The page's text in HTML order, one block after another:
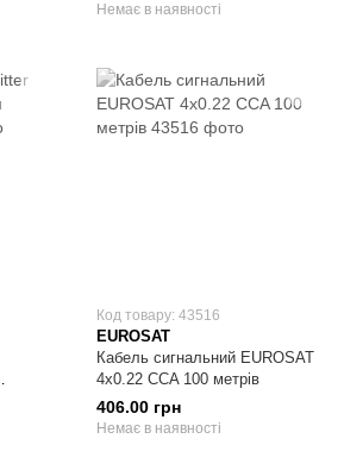
Немає в наявності
Код товару: 43516
EUROSAT
Кабель сигнальний EUROSAT
4x0.22 CCA 100 метрів
406.00 грн
Немає в наявності